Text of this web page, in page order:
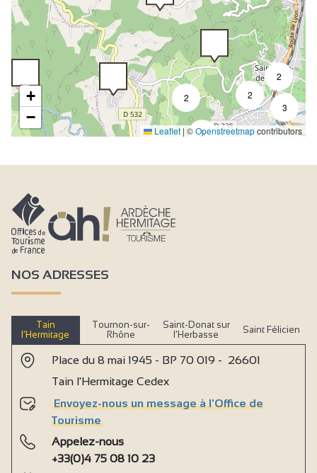
2
2
3
2
3
+
−
Leaflet | ©Openstreetmapcontributors
NOS ADRESSES
Tain
l’Hermitage
Tournon-sur-
Rhône
Saint-Donat sur
l’Herbasse
Saint Félicien
Place du 8 mai 1945 - BP 70 019 - 26601
Tain l'Hermitage Cedex
Envoyez-nous un message à l'Office de
Tourisme
Appelez-nous
+33(0)4 75 08 10 23